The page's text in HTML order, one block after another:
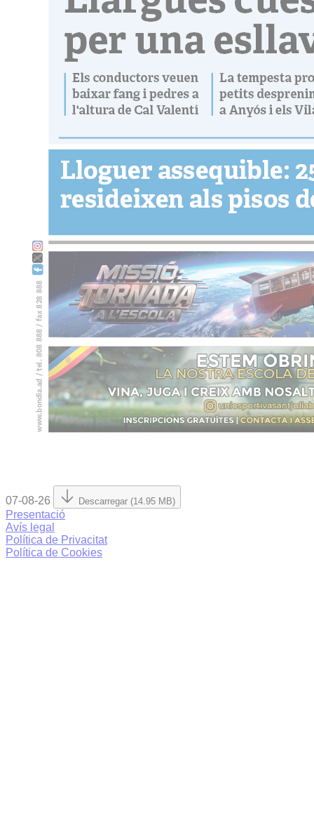
07-08-26 Descarregar (14.95 MB)
Presentació
Avís legal
Política de Privacitat
Política de Cookies